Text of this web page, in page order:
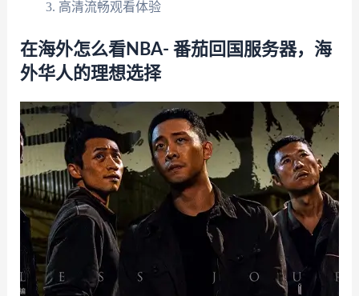
高清流畅观看体验
在海外怎么看NBA- 番茄回国服务器，海
外华人的理想选择